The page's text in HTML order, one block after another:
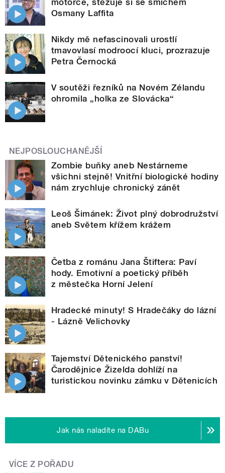
motorce, stěžuje si se smíchem
Osmany Laffita
Nikdy mě nefascinovali urostlí
tmavovlasí modroocí kluci, prozrazuje
Petra Černocká
V soutěži řezníků na Novém Zélandu
ohromila „holka ze Slovácka“
NEJPOSLOUCHANĚJŠÍ
Zombie buňky aneb Nestárneme
všichni stejně! Vnitřní biologické hodiny
nám zrychluje chronický zánět
Leoš Šimánek: Život plný dobrodružství
aneb Světem křížem krážem
Četba z románu Jana Štiftera: Paví
hody. Emotivní a poetický příběh
z městečka Horní Jelení
Hradecké minuty! S Hradečáky do lázní
- Lázně Velichovky
Tajemství Dětenického panství!
Čarodějnice Žizelda dohlíží na
turistickou novinku zámku v Dětenicích
Jak nás naladíte na DABu
VÍCE Z POŘADU